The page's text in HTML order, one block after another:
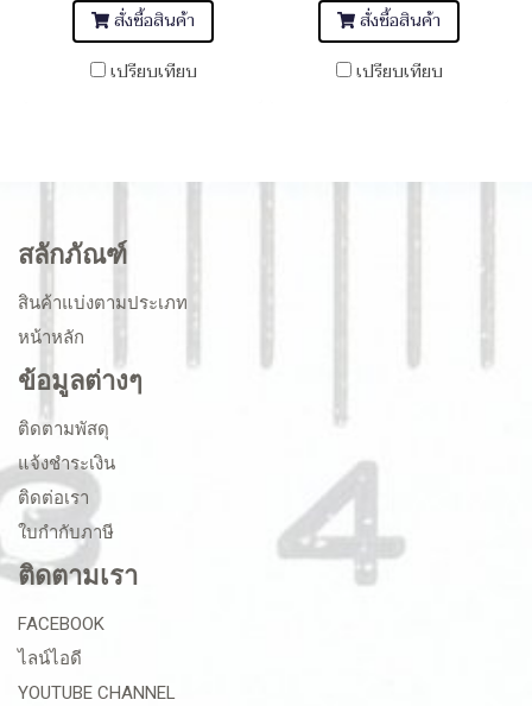
สั่งซื้อสินค้า
เปรียบเทียบ
สั่งซื้อสินค้า
เปรียบเทียบ
สลักภัณฑ์
สินค้าแบ่งตามประเภท
หน้าหลัก
ข้อมูลต่างๆ
ติดตามพัสดุ
แจ้งชำระเงิน
ติดต่อเรา
ใบกำกับภาษี
ติดตามเรา
FACEBOOK
ไลน์ไอดี
YOUTUBE CHANNEL